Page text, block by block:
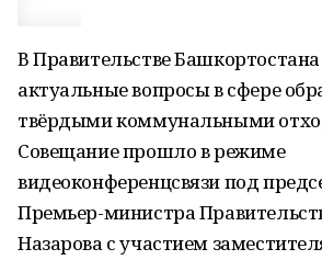
В Правительстве
актуальные вопросы в сфере
твёрдыми коммунальными
Совещание прошло в режиме
видеоконференцсвязи под
Премьер-министра
Назарова с участием